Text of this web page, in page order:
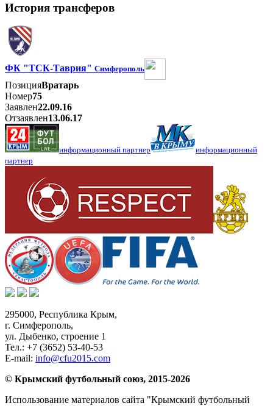
История трансферов
ФК "ТСК-Таврия" Симферополь
ПозицияВратарь
Номер75
Заявлен22.09.16
Отзаявлен13.06.17
информационный партнер
информационный
партнер
295000, Республика Крым,
г. Симферополь,
ул. Дыбенко, строение 1
Тел.: +7 (3652) 53-40-53
E-mail: info@cfu2015.com
© Крымский футбольный союз, 2015-2026
Использование материалов сайта "Крымский футбольный